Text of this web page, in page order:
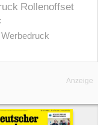
Rollenoffset
Werbedruck
Anzeige